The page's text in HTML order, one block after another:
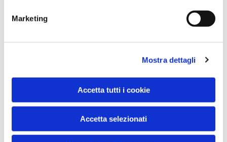
Marketing
Mostra dettagli
Accetta tutti i cookie
Accetta selezionati